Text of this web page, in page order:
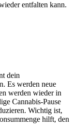
entfalten kann.
dein
Es werden neue
werden wieder in
Cannabis-Pause
Wichtig ist,
hilft, den